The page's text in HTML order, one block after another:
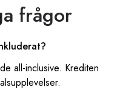
frågor
all-inclusive. Krediten